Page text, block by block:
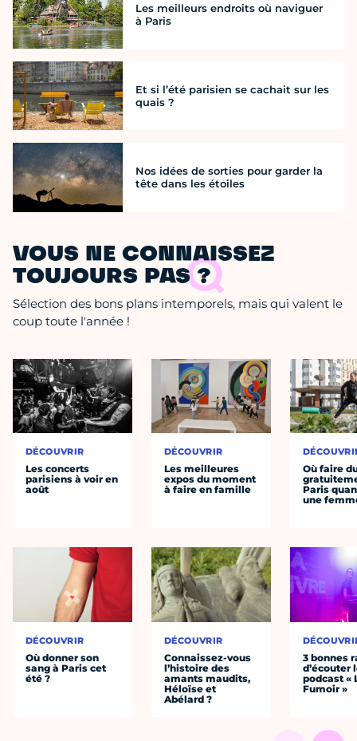
Les meilleurs endroits où naviguer
à Paris
Et si l’été parisien se cachait sur les
quais ?
Nos idées de sorties pour garder la
tête dans les étoiles
VOUS NE CONNAISSEZ
TOUJOURS PAS ?
Sélection des bons plans intemporels, mais qui valent le
coup toute l'année !
DÉCOUVRIR
Les concerts
parisiens à voir en
août
DÉCOUVRIR
Où donner son
sang à Paris cet
été ?
DÉCOUVRIR
Les meilleures
expos du moment
à faire en famille
DÉCOUVRIR
Connaissez-vous
l’histoire des
amants maudits,
Héloïse et
Abélard ?
Où faire
Paris
une
3 bonnes
d’écouter
podcast «
Fumoir »